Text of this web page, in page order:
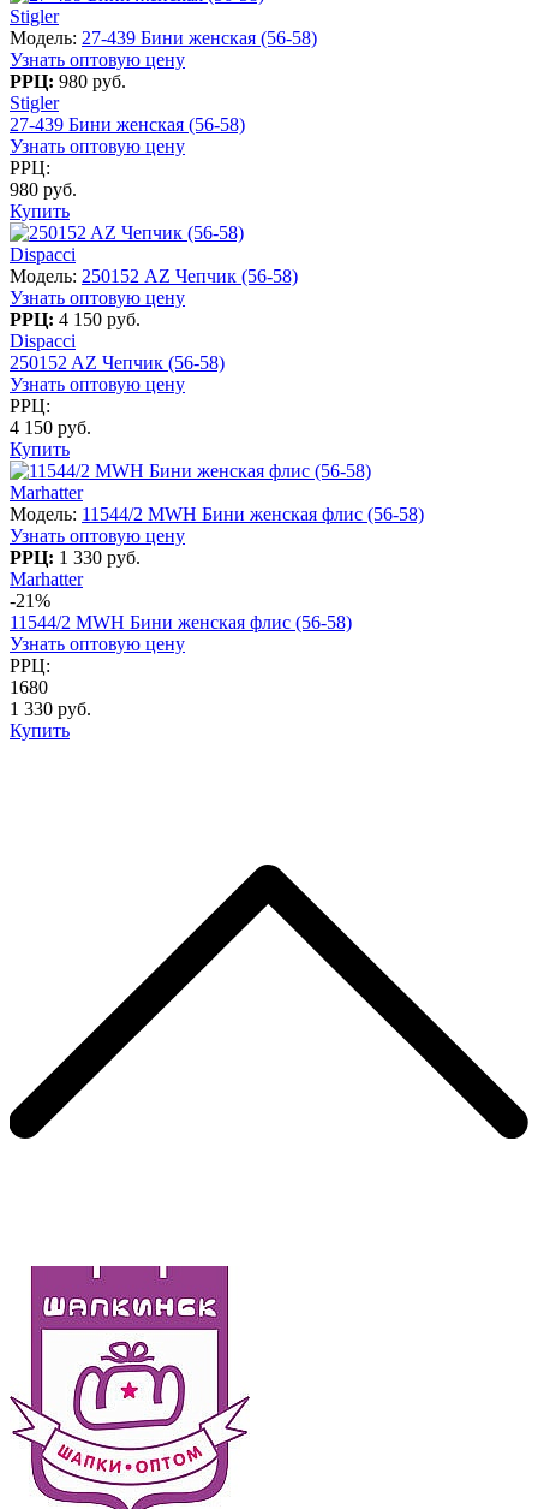
Stigler
Модель: 27-439 Бини женская (56-58)
Узнать оптовую цену
РРЦ: 980 руб.
Stigler
27-439 Бини женская (56-58)
Узнать оптовую цену
РРЦ:
980 руб.
Купить
Dispacci
Модель: 250152 AZ Чепчик (56-58)
Узнать оптовую цену
РРЦ: 4 150 руб.
Dispacci
250152 AZ Чепчик (56-58)
Узнать оптовую цену
РРЦ:
4 150 руб.
Купить
Marhatter
Модель: 11544/2 MWH Бини женская флис (56-58)
Узнать оптовую цену
РРЦ: 1 330 руб.
Marhatter
-21%
11544/2 MWH Бини женская флис (56-58)
Узнать оптовую цену
РРЦ:
1680
1 330 руб.
Купить